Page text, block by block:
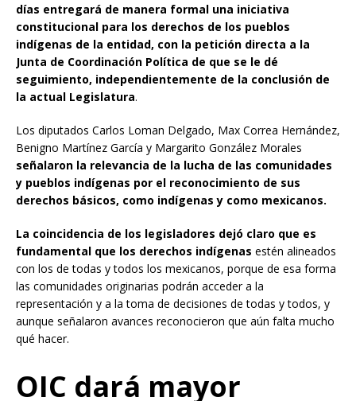
días entregará de manera formal una iniciativa
constitucional para los derechos de los pueblos
indígenas de la entidad, con la petición directa a la
Junta de Coordinación Política de que se le dé
seguimiento, independientemente de la conclusión de
la actual Legislatura.
Los diputados Carlos Loman Delgado, Max Correa Hernández,
Benigno Martínez García y Margarito González Morales
señalaron la relevancia de la lucha de las comunidades
y pueblos indígenas por el reconocimiento de sus
derechos básicos, como indígenas y como mexicanos.
La coincidencia de los legisladores dejó claro que es
fundamental que los derechos indígenas estén alineados
con los de todas y todos los mexicanos, porque de esa forma
las comunidades originarias podrán acceder a la
representación y a la toma de decisiones de todas y todos, y
aunque señalaron avances reconocieron que aún falta mucho
qué hacer.
OIC dará mayor